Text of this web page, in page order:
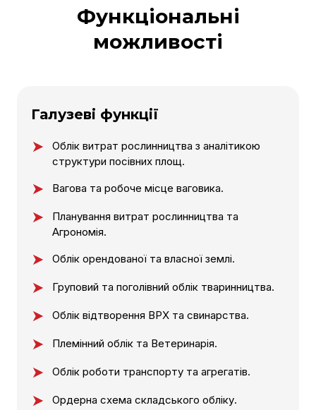
Функціональні
можливості
Галузеві функції
Облік витрат рослинництва з аналітикою
структури посівних площ.
Вагова та робоче місце ваговика.
Планування витрат рослинництва та
Агрономія.
Облік орендованої та власної землі.
Груповий та поголівний облік тваринництва.
Облік відтворення ВРХ та свинарства.
Племінний облік та Ветеринарія.
Облік роботи транспорту та агрегатів.
Ордерна схема складського обліку.